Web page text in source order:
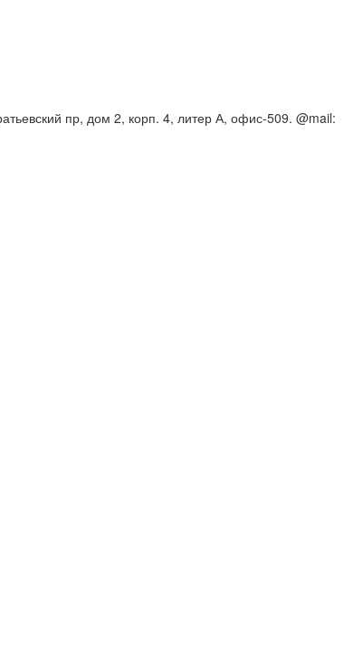
пр, дом 2, корп. 4, литер А, офис-509. @mail: